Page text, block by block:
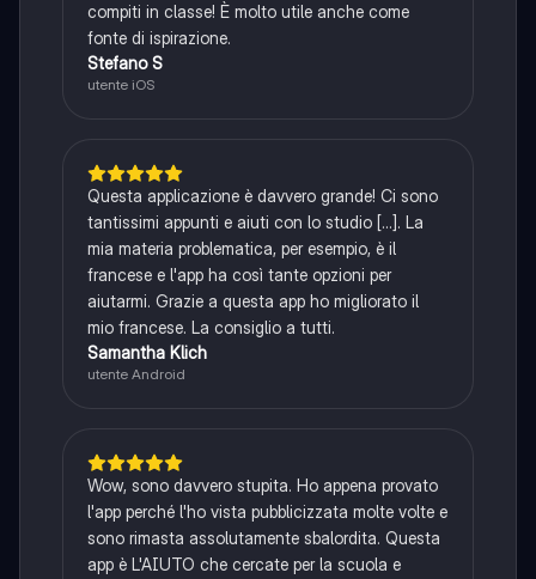
compiti in classe! È molto utile anche come
fonte di ispirazione.
Stefano S
utente iOS
Questa applicazione è davvero grande! Ci sono
tantissimi appunti e aiuti con lo studio [...]. La
mia materia problematica, per esempio, è il
francese e l'app ha così tante opzioni per
aiutarmi. Grazie a questa app ho migliorato il
mio francese. La consiglio a tutti.
Samantha Klich
utente Android
Wow, sono davvero stupita. Ho appena provato
l'app perché l'ho vista pubblicizzata molte volte e
sono rimasta assolutamente sbalordita. Questa
app è L'AIUTO che cercate per la scuola e